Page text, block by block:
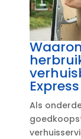
Als